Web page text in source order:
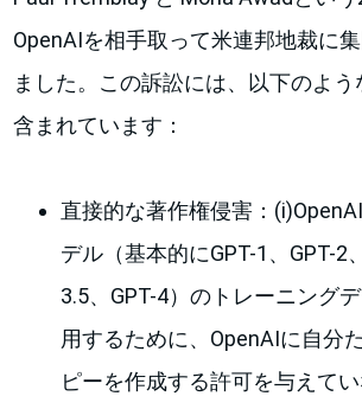
OpenAIを相手取って米連邦地裁に
ました。この訴訟には、以下のよ
含まれています：
直接的な著作権侵害：
デル（基本的にGPT-1、GPT-2
3.5、GPT-4）のトレーニング
用するために、OpenAIに自分
ピーを作成する許可を与えて